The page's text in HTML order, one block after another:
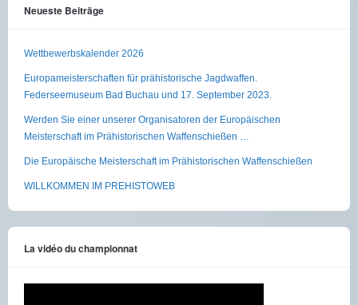
Neueste Beiträge
Wettbewerbskalender 2026
Europameisterschaften für prähistorische Jagdwaffen.
Federseemuseum Bad Buchau und 17. September 2023.
Werden Sie einer unserer Organisatoren der Europäischen
Meisterschaft im Prähistorischen Waffenschießen …
Die Europäische Meisterschaft im Prähistorischen Waffenschießen
WILLKOMMEN IM PREHISTOWEB
La vidéo du championnat